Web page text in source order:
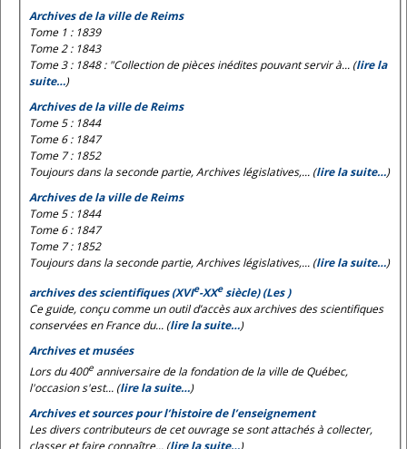
Archives de la ville de Reims
Tome 1 : 1839
Tome 2 : 1843
Tome 3 : 1848 : "Collection de pièces inédites pouvant servir à... (lire la
suite…)
Archives de la ville de Reims
Tome 5 : 1844
Tome 6 : 1847
Tome 7 : 1852
Toujours dans la seconde partie, Archives législatives,... (lire la suite…)
Archives de la ville de Reims
Tome 5 : 1844
Tome 6 : 1847
Tome 7 : 1852
Toujours dans la seconde partie, Archives législatives,... (lire la suite…)
archives des scientifiques (XVIe-XXesiècle) (Les )
Ce guide, conçu comme un outil d’accès aux archives des scientifiques
conservées en France du... (lire la suite…)
Archives et musées
Lors du 400e anniversaire de la fondation de la ville de Québec,
l'occasion s'est... (lire la suite…)
Archives et sources pour l’histoire de l’enseignement
Les divers contributeurs de cet ouvrage se sont attachés à collecter,